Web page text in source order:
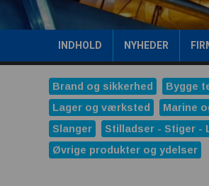
INDHOLD NYHEDER
Brand og sikkerhed Bygge
Lager og værksted
Marine
Slanger
Stilladser - Stiger -
Øvrige produkter og ydelser